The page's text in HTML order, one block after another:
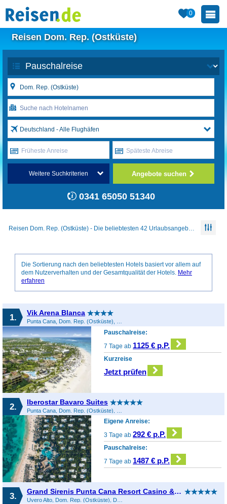
0
Reisen Dom. Rep. (Ostküste)
Deutschland - Alle Flughäfen
Früheste Anreise Späteste Abreise
Weitere Suchkriterien Angebote suchen
0341 65050 51340
Reisen Dom. Rep. (Ostküste) - Die beliebtesten 42 Urlaubsangebote
Die Sortierung nach den beliebtesten Hotels basiert vor allem auf
dem Nutzerverhalten und der Gesamtqualität der Hotels. Mehr
erfahren
1. Vik Arena Blanca
Pauschalreise:
7 Tage ab 1125 € p.P.
Kurzreise
Jetzt prüfen
2. Iberostar Bavaro Suites
Eigene Anreise:
3 Tage ab292 € p.P.
Pauschalreise:
7 Tage ab 1487 € p.P.
3. Grand Sirenis Punta Cana Resort Casino & Aquagames
Uvero Alto, Dom. Rep. (Ostküste), Dominikanische Republik